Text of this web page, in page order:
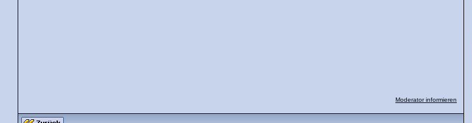
Moderator informieren